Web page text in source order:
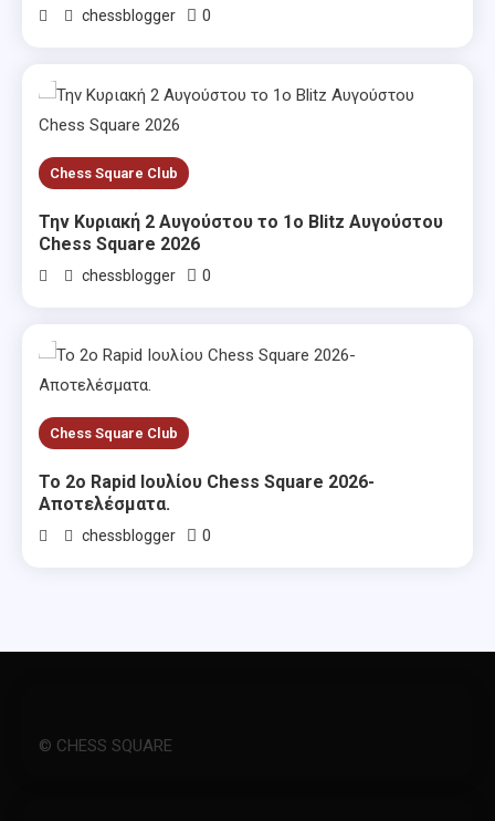
chessblogger 0
Chess Square Club
Την Κυριακή 2 Αυγούστου το 1ο Blitz Αυγούστου
Chess Square 2026
chessblogger 0
Chess Square Club
Το 2ο Rapid Ιουλίου Chess Square 2026-
Αποτελέσματα.
chessblogger 0
© CHESS SQUARE